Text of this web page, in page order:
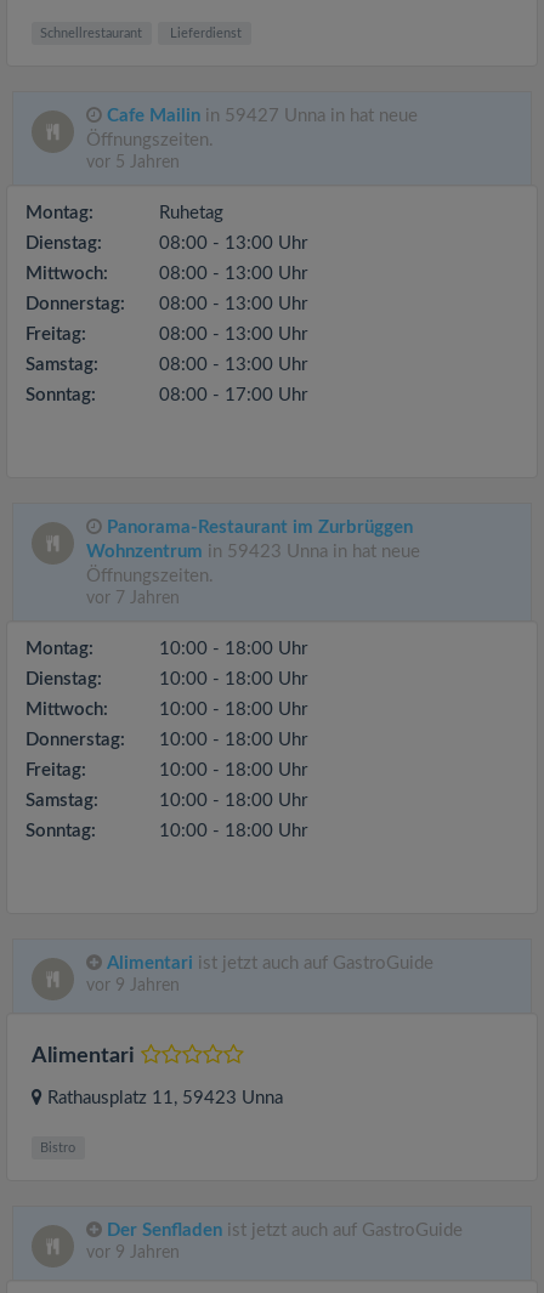
Schnellrestaurant Lieferdienst
Cafe Mailin in 59427 Unna in hat neue
Öffnungszeiten.
vor 5 Jahren
Montag:
Ruhetag
Dienstag:
08:00 - 13:00 Uhr
Mittwoch:
08:00 - 13:00 Uhr
Donnerstag:
08:00 - 13:00 Uhr
Freitag:
08:00 - 13:00 Uhr
Samstag:
08:00 - 13:00 Uhr
Sonntag:
08:00 - 17:00 Uhr
Panorama-Restaurant im Zurbrüggen
Wohnzentrum in 59423 Unna in hat neue
Öffnungszeiten.
vor 7 Jahren
Montag:
10:00 - 18:00 Uhr
Dienstag:
10:00 - 18:00 Uhr
Mittwoch:
10:00 - 18:00 Uhr
Donnerstag:
10:00 - 18:00 Uhr
Freitag:
10:00 - 18:00 Uhr
Samstag:
10:00 - 18:00 Uhr
Sonntag:
10:00 - 18:00 Uhr
Alimentari ist jetzt auch auf GastroGuide
vor 9 Jahren
Alimentari
Rathausplatz 11, 59423 Unna
Bistro
Der Senfladen ist jetzt auch auf GastroGuide
vor 9 Jahren